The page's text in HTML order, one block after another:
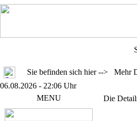
Sie befinden sich hier --> Mehr
06.08.2026 - 22:06 Uhr
MENU
Die